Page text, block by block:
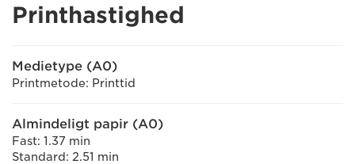
Printhastighed
Medietype (A0)
Printmetode: Printtid
Almindeligt papir (A0)
Fast: 1.37 min
Standard: 2.51 min